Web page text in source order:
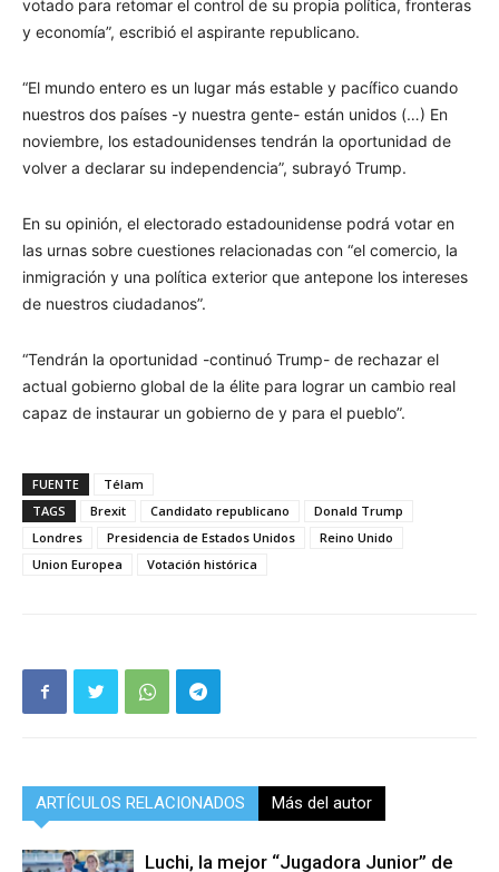
votado para retomar el control de su propia política, fronteras
y economía”, escribió el aspirante republicano.
“El mundo entero es un lugar más estable y pacífico cuando
nuestros dos países -y nuestra gente- están unidos (…) En
noviembre, los estadounidenses tendrán la oportunidad de
volver a declarar su independencia”, subrayó Trump.
En su opinión, el electorado estadounidense podrá votar en
las urnas sobre cuestiones relacionadas con “el comercio, la
inmigración y una política exterior que antepone los intereses
de nuestros ciudadanos”.
“Tendrán la oportunidad -continuó Trump- de rechazar el
actual gobierno global de la élite para lograr un cambio real
capaz de instaurar un gobierno de y para el pueblo”.
FUENTE
Télam
TAGS
Brexit Candidato republicano
Donald Trump
Londres
Presidencia de Estados Unidos
Reino Unido
Union Europea
Votación histórica
ARTÍCULOS RELACIONADOS Más del autor
Luchi, la mejor “Jugadora Junior” de